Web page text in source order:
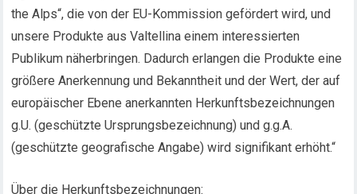
the Alps“, die von der EU-Kommission gefördert wird, und
unsere Produkte aus Valtellina einem interessierten
Publikum näherbringen. Dadurch erlangen die Produkte eine
größere Anerkennung und Bekanntheit und der Wert, der auf
europäischer Ebene anerkannten Herkunftsbezeichnungen
g.U. (geschützte Ursprungsbezeichnung) und g.g.A.
(geschützte geografische Angabe) wird signifikant erhöht.“
Über die Herkunftsbezeichnungen: